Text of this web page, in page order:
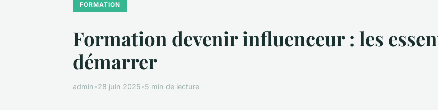
FORMATION
Formation devenir influenceur : les
démarrer
admin•28 juin 2025•5 min de lecture